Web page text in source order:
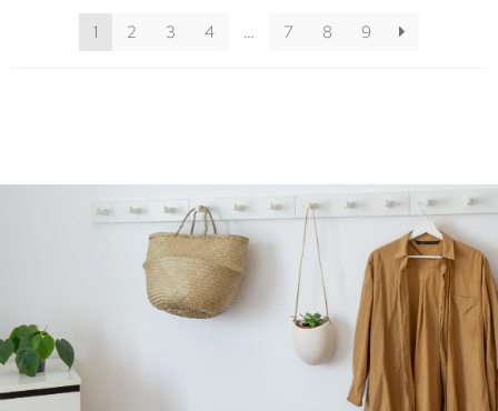
1 2 3 4 … 7 8 9